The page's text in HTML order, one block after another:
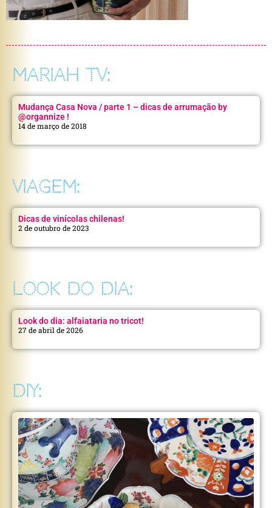
MARIAH TV:
Mudança Casa Nova / parte 1 – dicas de arrumação by
@organnize !
14 de março de 2018
VIAGEM:
Dicas de vinícolas chilenas!
2 de outubro de 2023
LOOK DO DIA:
Look do dia: alfaiataria no tricot!
27 de abril de 2026
DIY: